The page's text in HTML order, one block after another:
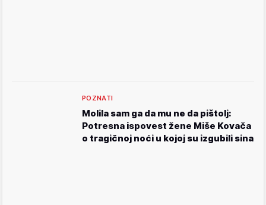
POZNATI
Molila sam ga da mu ne da pištolj:
Potresna ispovest žene Miše Kovača
o tragičnoj noći u kojoj su izgubili sina